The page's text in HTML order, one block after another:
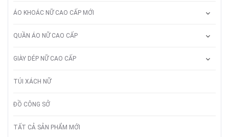
ÁO KHOÁC NỮ CAO CẤP MỚI
QUẦN ÁO NỮ CAO CẤP
GIÀY DÉP NỮ CAO CẤP
TÚI XÁCH NỮ
ĐỒ CÔNG SỞ
TẤT CẢ SẢN PHẨM MỚI